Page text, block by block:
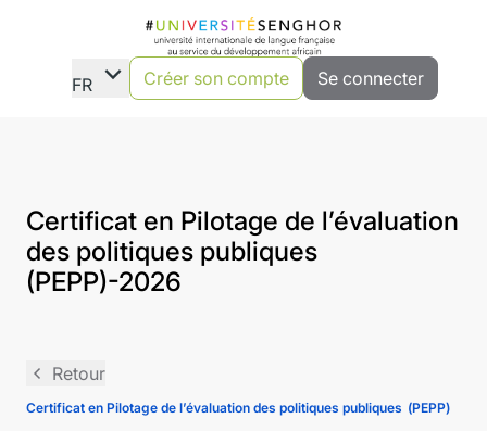
FR expand_more Créer son compte Se connecter
Certificat en Pilotage de l’évaluation
des politiques publiques
(PEPP)-2026
navigate_before Retour
Certificat en Pilotage de l’évaluation des politiques publiques (PEPP)